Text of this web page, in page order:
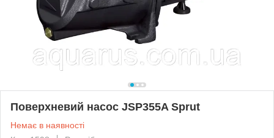
Поверхневий насос JSP355A Sprut
Немає в наявності